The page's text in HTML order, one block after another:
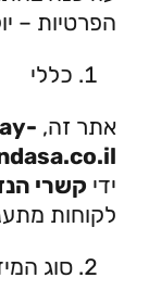
הפרטיות – יולי
כללי
אתר זה,
ידי קשרי
לקוחות
סוג